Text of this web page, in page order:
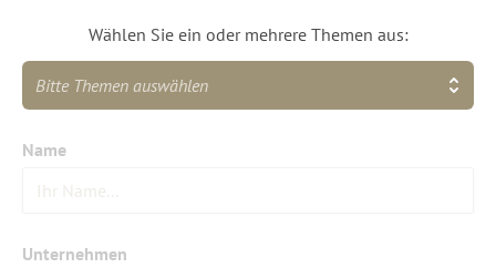
Wählen Sie ein oder mehrere Themen aus:
Bitte Themen auswählen
Name
Unternehmen